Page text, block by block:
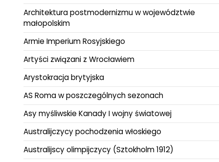
Architektura postmodernizmu w województwie
małopolskim
Armie Imperium Rosyjskiego
Artyści związani z Wrocławiem
Arystokracja brytyjska
AS Roma w poszczególnych sezonach
Asy myśliwskie Kanady I wojny światowej
Australijczycy pochodzenia włoskiego
Australijscy olimpijczycy (Sztokholm 1912)